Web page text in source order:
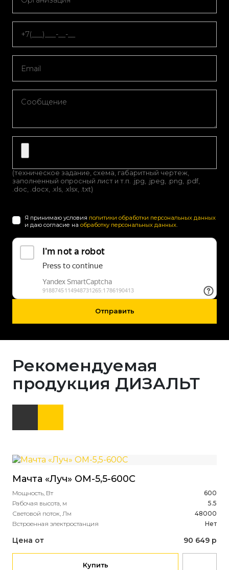
(техническое задание, схема, габаритный чертеж,
заполненный опросный лист и т.п. .jpg, .jpeg, .png, .pdf,
.doc, .docx, .xls, .xlsx, .txt)
Я принимаю условия политики обработки персональных данных
и даю согласие на обработку персональных данных
Отправить
Рекомендуемая
продукция ДИЗАЛЬТ
Мачта «Луч» ОМ-5,5-600С
Мощность, Вт
600
Рабочая высота, м
5.5
Световой поток, Лм
48000
Встроенная электростанция
Нет
Цена от 90 649 р
Купить